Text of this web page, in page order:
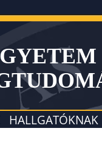
HALLGATÓKNAK